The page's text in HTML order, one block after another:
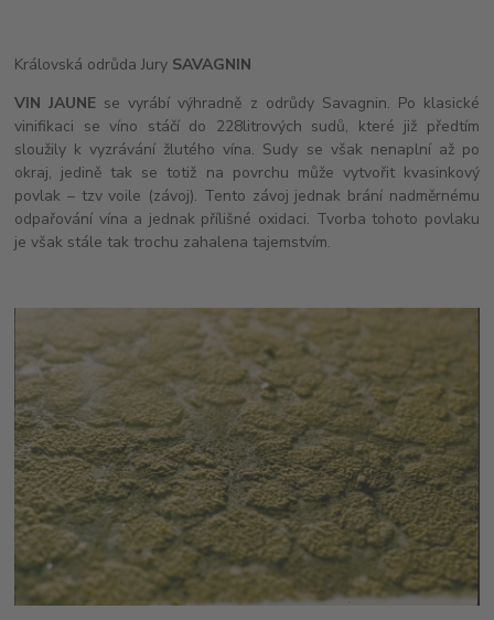
Královská odrůda Jury SAVAGNIN
VIN JAUNE se vyrábí výhradně z odrůdy Savagnin. Po klasické
vinifikaci se víno stáčí do 228litrových sudů, které již předtím
sloužily k vyzrávání žlutého vína. Sudy se však nenaplní až po
okraj, jedině tak se totiž na povrchu může vytvořit kvasinkový
povlak – tzv voile (závoj). Tento závoj jednak brání nadměrnému
odpařování vína a jednak přílišné oxidaci. Tvorba tohoto povlaku
je však stále tak trochu zahalena tajemstvím.